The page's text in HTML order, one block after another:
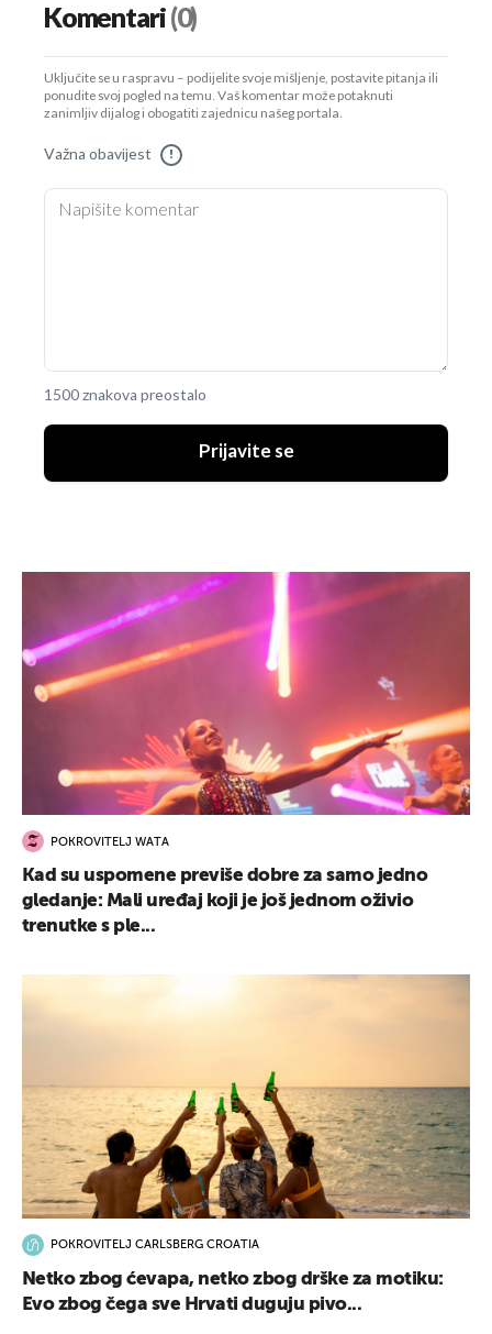
Komentari(0)
Uključite se u raspravu – podijelite svoje mišljenje, postavite pitanja ili
ponudite svoj pogled na temu. Vaš komentar može potaknuti
zanimljiv dijalog i obogatiti zajednicu našeg portala.
Važna obavijest !
1500 znakova preostalo
Prijavite se
POKROVITELJ WATA
Kad su uspomene previše dobre za samo jedno
gledanje: Mali uređaj koji je još jednom oživio
trenutke s ple...
POKROVITELJ CARLSBERG CROATIA
Netko zbog ćevapa, netko zbog drške za motiku:
Evo zbog čega sve Hrvati duguju pivo...